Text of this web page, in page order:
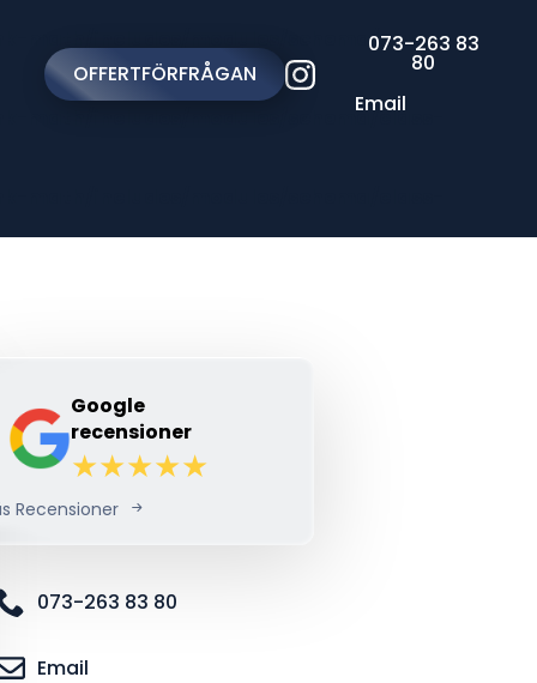
math/includes/modules/schema/class-
math/includes/modules/schema/class-
OFFERTFÖRFRÅGAN
073-263 83
80
Email
Google
recensioner
Recensioner
073-263 83 80
Email